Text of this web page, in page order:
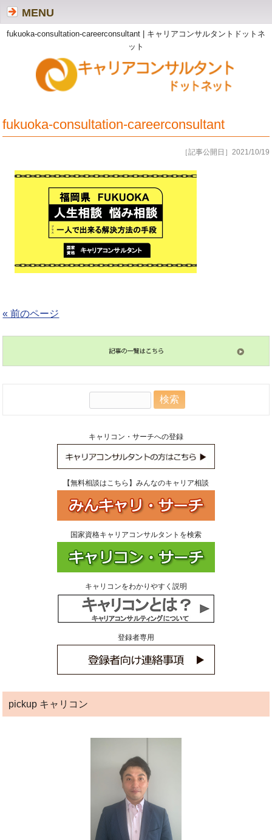
fukuoka-consultation-careerconsultant | キャリアコンサルタントドットネ
ット
MENU
fukuoka-consultation-careerconsultant
［記事公開日］2021/10/19
« 前のページ
キャリコン・サーチへの登録
【無料相談はこちら】みんなのキャリア相談
国家資格キャリアコンサルタントを検索
キャリコンをわかりやすく説明
登録者専用
pickup キャリコン